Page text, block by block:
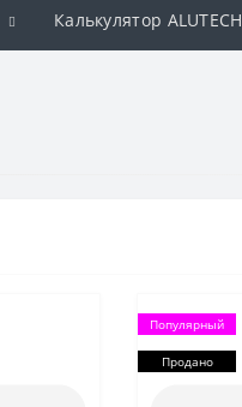
Калькулятор ALUTECH
Популярный
Продано